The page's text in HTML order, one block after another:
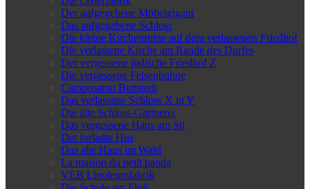
Der aufgegebene Möbelgigant
Das aufgegebene Schloss
Die kleine Kirchenruine auf dem verlassenen Friedhof
Die verlassene Kirche am Rande des Dorfes
Der vergessene jüdische Friedhof Z
Die vergessene Felsenbühne
Camposanto Buttstedt
Das verlassene Schloss X in Y
Die alte Schloss-Gärtnerei
Das vergessene Haus am Sti
Det forladte Hus
Das alte Haus im Wald
La maison du petit panda
VEB Linoleumfabrik